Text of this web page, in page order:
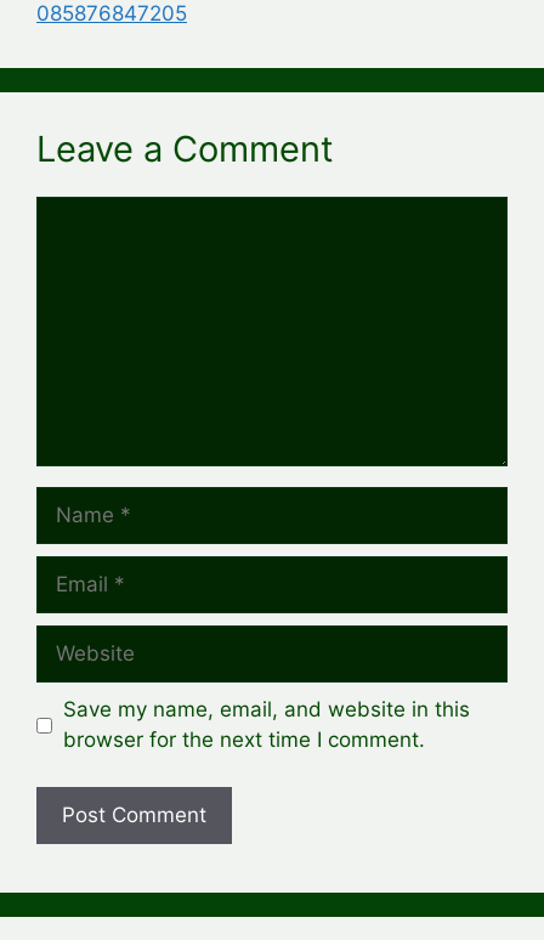
085876847205
Leave a Comment
Name
Email
Website
Save my name, email, and website in this
browser for the next time I comment.